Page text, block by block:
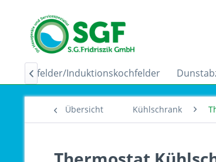
Ceranfelder/Induktionskochfelder

Übersicht Kühlschrank